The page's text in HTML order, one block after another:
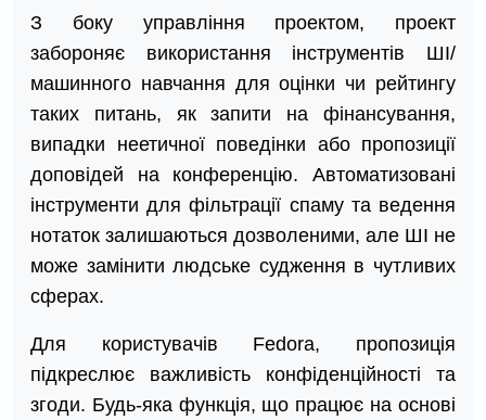
З боку управління проектом, проект
забороняє використання інструментів ШІ/
машинного навчання для оцінки чи рейтингу
таких питань, як запити на фінансування,
випадки неетичної поведінки або пропозиції
доповідей на конференцію. Автоматизовані
інструменти для фільтрації спаму та ведення
нотаток залишаються дозволеними, але ШІ не
може замінити людське судження в чутливих
сферах.
Для користувачів Fedora, пропозиція
підкреслює важливість конфіденційності та
згоди. Будь-яка функція, що працює на основі